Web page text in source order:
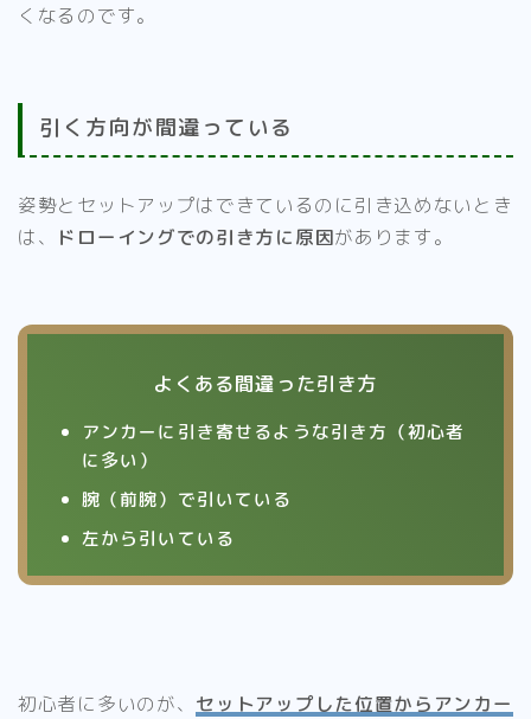
くなるのです。
引く方向が間違っている
姿勢とセットアップはできているのに引き込めないとき
は、
ドローイングでの引き方に原因があります。
よくある間違った引き方
アンカーに引き寄せるような引き方（初心者
に多い）
腕（前腕）で引いている
左から引いている
初心者に多いのが、 セットアップした位置からアンカー